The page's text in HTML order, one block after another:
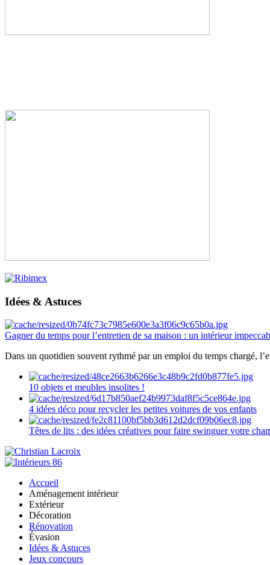
Idées & Astuces
Gagner du temps pour l’entretien de sa maison : un intérieur
Dans un quotidien souvent rythmé par un emploi du temps chargé,
10 objets et meubles insolites !
4 idées déco pour recycler les petites voitures de vos enfants
Têtes de lits : des idées créatives pour faire swinguer votre
Accueil
Aménagement intérieur
Extérieur
Décoration
Rénovation
Évasion
Idées & Astuces
Jeux concours